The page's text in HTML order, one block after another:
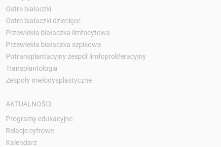
Ostre białaczki
Ostre białaczki dziecięce
Przewlekła białaczka limfocytowa
Przewlekła białaczka szpikowa
Potransplantacyjny zespół limfoproliferacyjny
Transplantologia
Zespoły mielodysplastyczne
AKTUALNOŚCI
Programy edukacyjne
Relacje cyfrowe
Kalendarz